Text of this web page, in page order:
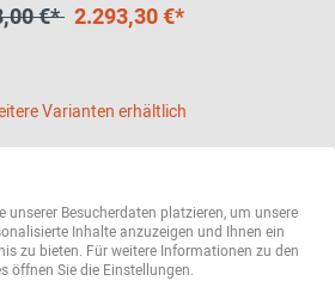
€* 2.293,30 €*
Varianten erhältlich
unserer Besucherdaten platzieren, um unsere
Inhalte anzuzeigen und Ihnen ein
zu bieten. Für weitere Informationen zu den
öffnen Sie die Einstellungen.